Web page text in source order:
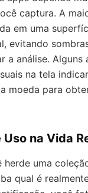
captura. A
em uma
evitando
a análise. Alguns
na tela
moeda para
na Vida
herde uma
qual é